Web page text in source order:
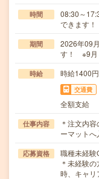
時間
08:30～
できます！
期間
2026年09
す！ ※9月
時給 時給1400
交通費
全額支給
仕事内容
＊注文内
ーマット
応募資格
職種未経験
＊未経験
時、キャ